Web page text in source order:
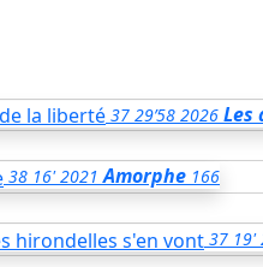
37 29’58 2026 Les
38 16' 2021 Amorphe 166
37 19'